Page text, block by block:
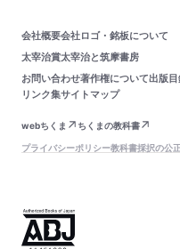
会社概要会社ロゴ・銘板について
太宰治賞太宰治と筑摩書房
お問い合わせ著作権について出版
リンク集サイトマップ
webちくま
ちくまの教科書
プライバシーポリシー教科書採択の公